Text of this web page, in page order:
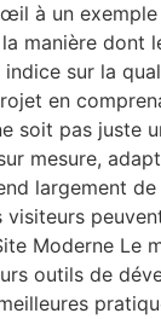
à un
manière dont
indice sur la
en
soit pas juste
mesure,
largement
visiteurs
Moderne Le
outils de